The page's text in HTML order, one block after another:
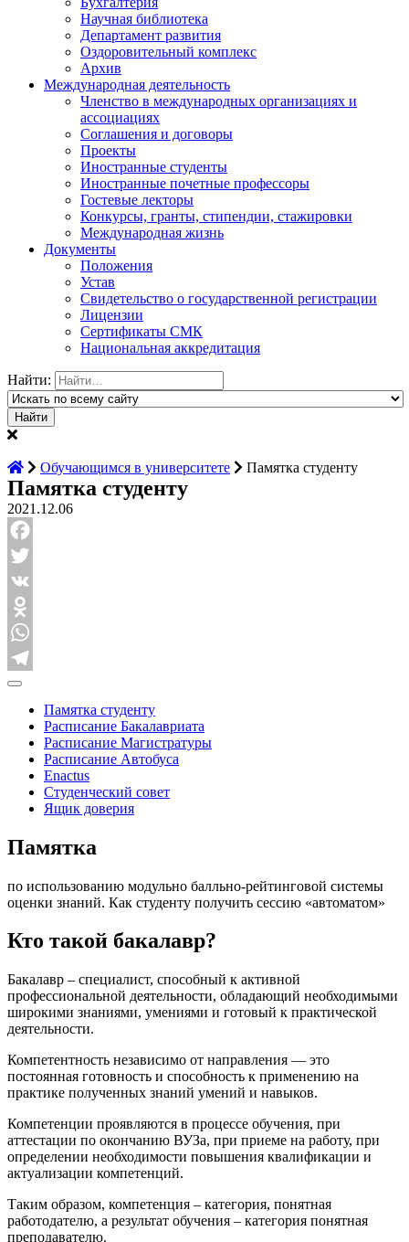
Научная библиотека
Департамент развития
Оздоровительный комплекс
Архив
Международная деятельность
Членство в международных организациях и
ассоциациях
Соглашения и договоры
Проекты
Иностранные студенты
Иностранные почетные профессоры
Гостевые лекторы
Конкурсы, гранты, стипендии, стажировки
Международная жизнь
Документы
Положения
Устав
Свидетельство о государственной регистрации
Лицензии
Сертификаты СМК
Национальная аккредитация
Найти:
Обучающимся в университете Памятка студенту
Памятка студенту
2021.12.06
Facebook
Twitter
VK
Odnoklassniki
WhatsApp
Telegram
Памятка студенту
Расписание Бакалавриата
Расписание Магистратуры
Расписание Автобуса
Enactus
Студенческий совет
Ящик доверия
Памятка
по использованию модульно балльно-рейтинговой системы
оценки знаний. Как студенту получить сессию «автоматом»
Кто такой бакалавр?
Бакалавр – специалист, способный к активной
профессиональной деятельности, обладающий необходимыми
широкими знаниями, умениями и готовый к практической
деятельности.
Компетентность независимо от направления — это
постоянная готовность и способность к применению на
практике полученных знаний умений и навыков.
Компетенции проявляются в процессе обучения, при
аттестации по окончанию ВУЗа, при приеме на работу, при
определении необходимости повышения квалификации и
актуализации компетенций.
Таким образом, компетенция – категория, понятная
работодателю, а результат обучения – категория понятная
преподавателю.